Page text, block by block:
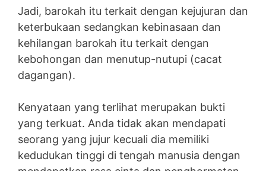
Jadi, barokah itu terkait dengan kejujuran dan
keterbukaan sedangkan kebinasaan dan
kehilangan barokah itu terkait dengan
kebohongan dan menutup-nutupi (cacat
dagangan).
Kenyataan yang terlihat merupakan bukti
yang terkuat. Anda tidak akan mendapati
seorang yang jujur kecuali dia memiliki
kedudukan tinggi di tengah manusia dengan